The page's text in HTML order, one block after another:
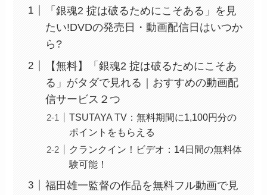
「銀魂2 掟は破るためにこそある」を見
たい!DVDの発売日・動画配信日はいつか
ら?
【無料】「銀魂2 掟は破るためにこそあ
る」がタダで見れる｜おすすめの動画配
信サービス２つ
TSUTAYA TV：無料期間に1,100円分の
ポイントをもらえる
クランクイン！ビデオ：14日間の無料体
験可能！
福田雄一監督の作品を無料フル動画で見